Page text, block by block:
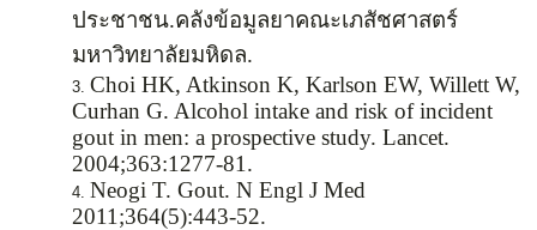
ประชาชน.คลังข้อมูลยาคณะเภสัชศาสตร์
มหาวิทยาลัยมหิดล.
Choi HK, Atkinson K, Karlson EW, Willett W,
Curhan G. Alcohol intake and risk of incident
gout in men: a prospective study. Lancet.
2004;363:1277-81.
Neogi T. Gout. N Engl J Med
2011;364(5):443-52.